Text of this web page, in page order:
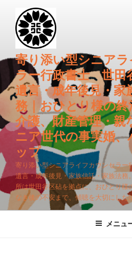
キ
プ
寄り添い型シニア
ラー行政書士 世田
遺言・成年後見・家
務｜おひとり様の終
介護、財産管理・親
ニア世代の事実婚、
ップ
寄り添い型シニアライフカウンセラー
遺言・成年後見・家族信託・家族法務
所は世田谷区砧を拠点に、おひとり様
なき後の不安まで、傾聴を大切にした
メニュ